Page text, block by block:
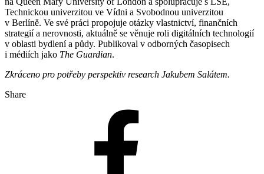
Technickou univerzitou ve Vídni a Svobodnou univerzitou
v Berlíně. Ve své práci propojuje otázky vlastnictví, finančních
strategií a nerovnosti, aktuálně se věnuje roli digitálních technologií
v oblasti bydlení a půdy. Publikoval v odborných časopisech
i médiích jako The Guardian.
Zkráceno pro potřeby perspektiv research Jakubem Salátem.
Share